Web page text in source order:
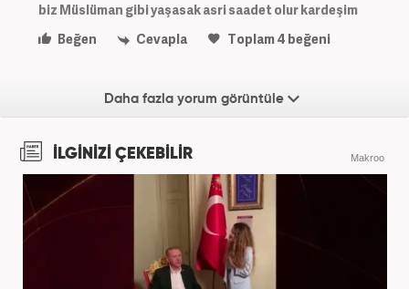
biz Müslüman gibi yaşasak asri saadet olur kardeşim
Beğen
Cevapla Toplam4 beğeni
Daha fazla yorum görüntüle
İLGİNİZİ ÇEKEBİLİR Makroo